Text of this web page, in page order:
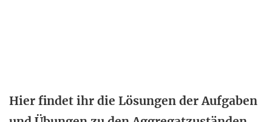
Hier findet ihr die Lösungen der Aufgaben